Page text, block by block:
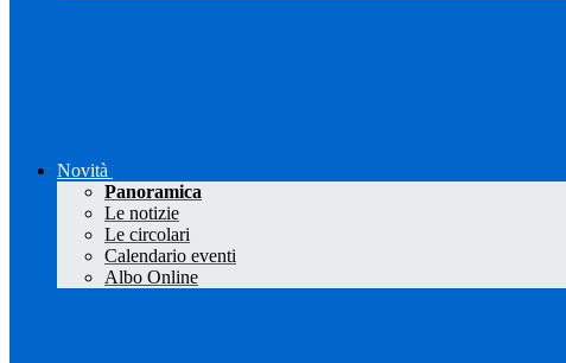
Novità
Panoramica
Le notizie
Le circolari
Calendario eventi
Albo Online